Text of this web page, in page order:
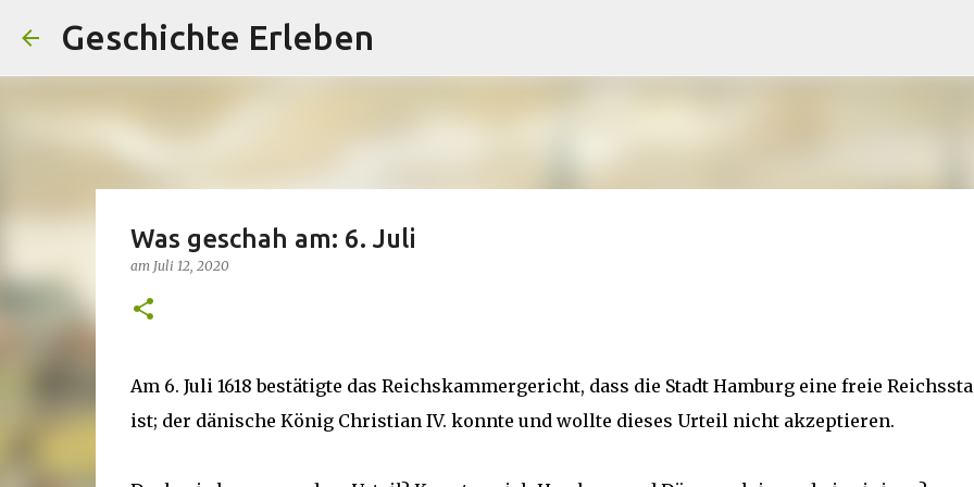
Geschichte Erleben
Was geschah am: 6. Juli
am Juli 12, 2020
Am 6. Juli 1618 bestätigte das Reichskammergericht, dass die Stadt Hamburg eine freie
ist; der dänische König Christian IV. konnte und wollte dieses Urteil nicht akzeptieren.